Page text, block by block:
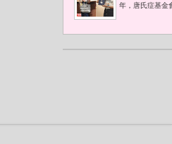
年，唐氏症基金